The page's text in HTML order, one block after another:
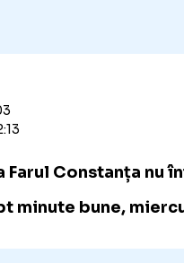
Constanța nu
minute bune,